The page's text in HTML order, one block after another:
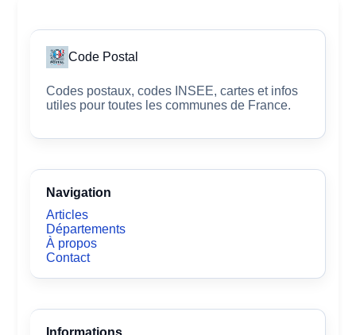
Code Postal
Codes postaux, codes INSEE, cartes et infos
utiles pour toutes les communes de France.
Navigation
Articles
Départements
À propos
Contact